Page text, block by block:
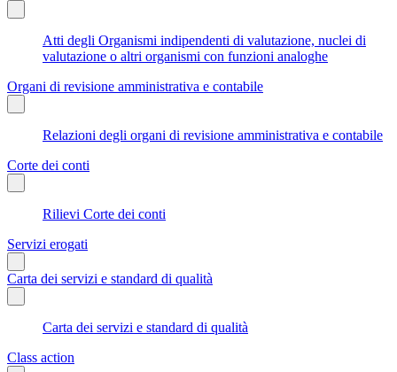
Atti degli Organismi indipendenti di valutazione, nuclei di
valutazione o altri organismi con funzioni analoghe
Organi di revisione amministrativa e contabile
Relazioni degli organi di revisione amministrativa e contabile
Corte dei conti
Rilievi Corte dei conti
Servizi erogati
Carta dei servizi e standard di qualità
Carta dei servizi e standard di qualità
Class action